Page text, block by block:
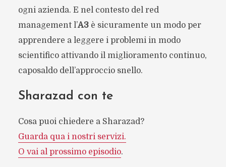
ogni azienda. E nel contesto del red
management l’A3è sicuramente un modo per
apprendere a leggere i problemi in modo
scientifico attivando il miglioramento continuo,
caposaldo dell’approccio snello.
Sharazad con te
Cosa puoi chiedere a Sharazad?
Guarda qua i nostri servizi.
O vai al prossimo episodio.